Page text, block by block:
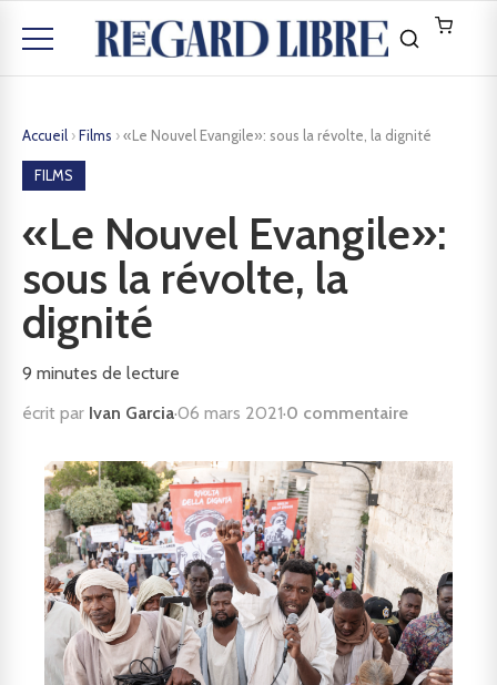
Accueil ›Films ›«Le Nouvel Evangile»: sous la révolte, la dignité
FILMS
«Le Nouvel Evangile»:
sous la révolte, la
dignité
9 minutes de lecture
écrit par Ivan Garcia·06 mars 2021·0 commentaire